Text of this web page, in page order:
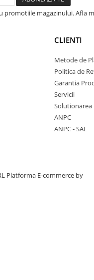
promotiile magazinului. Afla
CLIENTI
Metode de
Politica de
Garantia
Servicii
Solutionarea
ANPC
ANPC - SAL
Platforma E-commerce by